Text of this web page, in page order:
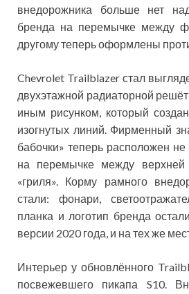
внедорожника больше нет
бренда на перемычке между
другому теперь оформлены
Chevrolet Trailblazer стал
двухэтажной радиаторной
иным рисунком, который
изогнутых линий. Фирменный
бабочки» теперь расположен не
на перемычке между
«гриля». Корму рамного
стали: фонари,
планка и логотип бренда
версии 2020 года, и на тех же
Интерьер у обновлённого
посвежевшего пикапа S10.